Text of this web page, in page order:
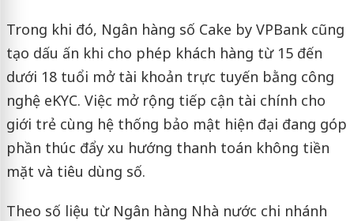
Trong khi đó, Ngân hàng số Cake by VPBank cũng
tạo dấu ấn khi cho phép khách hàng từ 15 đến
dưới 18 tuổi mở tài khoản trực tuyến bằng công
nghệ eKYC. Việc mở rộng tiếp cận tài chính cho
giới trẻ cùng hệ thống bảo mật hiện đại đang góp
phần thúc đẩy xu hướng thanh toán không tiền
mặt và tiêu dùng số.
Theo số liệu từ Ngân hàng Nhà nước chi nhánh